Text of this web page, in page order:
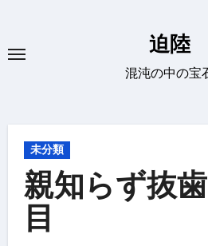
を
迫陸
混沌の中の宝
未分類
親知らず抜
目